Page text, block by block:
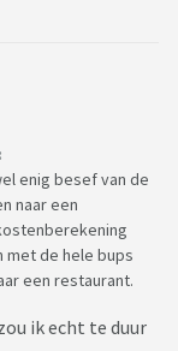
enig besef van de
naar een
met de hele bups
een restaurant.
ik echt te duur